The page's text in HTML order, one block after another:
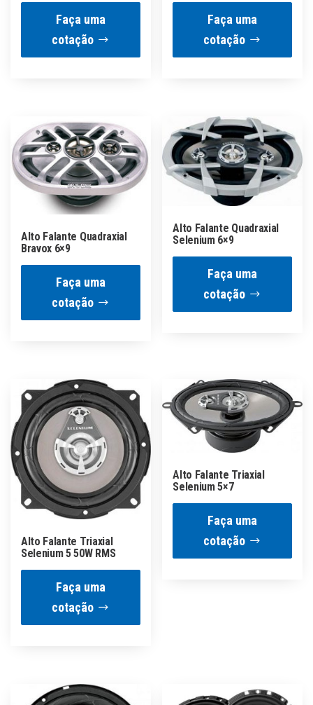
Faça uma
cotação
original
R$550.00.
Faça uma
cotação
Alto Falante Quadraxial
Bravox 6×9
Faça uma
cotação
Alto Falante Quadraxial
Selenium 6×9
Faça uma
cotação
Alto Falante Triaxial
Selenium 5 50W RMS
Faça uma
cotação
Alto Falante Triaxial
Selenium 5×7
Faça uma
cotação